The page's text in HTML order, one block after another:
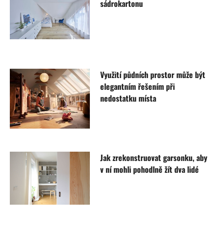
sádrokartonu
Využití půdních prostor může být
elegantním řešením při
nedostatku místa
Jak zrekonstruovat garsonku, aby
v ní mohli pohodlně žít dva lidé